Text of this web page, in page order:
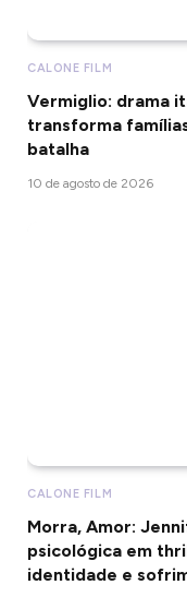
CALONE FILM
Vermiglio: drama
transforma
batalha
10 de agosto de 2026
CALONE FILM
Morra, Amor:
psicológica em
identidade e